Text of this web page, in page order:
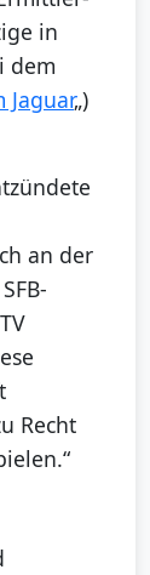
in
dem
Jaguar„)
an der
Recht